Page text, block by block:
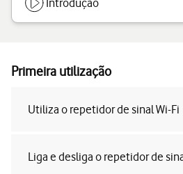
Introdução
Primeira utilização
Utiliza o repetidor de sinal Wi-Fi
Liga e desliga o repetidor de